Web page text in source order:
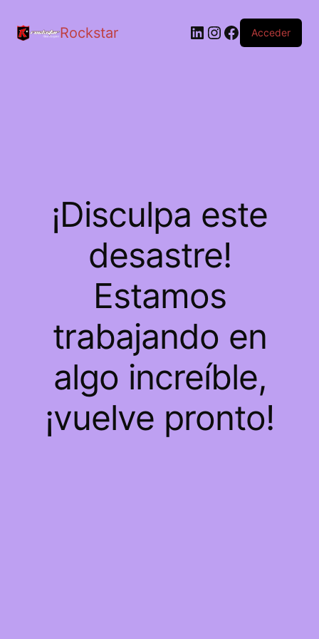
Rockstar LinkedIn
Instagram
Facebook
Acceder
¡Disculpa este
desastre!
Estamos
trabajando en
algo increíble,
¡vuelve pronto!